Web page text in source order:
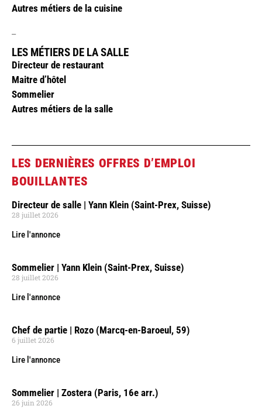
Autres métiers de la cuisine
LES MÉTIERS DE LA SALLE
Directeur de restaurant
Maitre d’hôtel
Sommelier
Autres métiers de la salle
LES DERNIÈRES OFFRES D’EMPLOI
BOUILLANTES
Directeur de salle | Yann Klein (Saint-Prex, Suisse)
28 juillet 2026
Lire l'annonce
Sommelier | Yann Klein (Saint-Prex, Suisse)
28 juillet 2026
Lire l'annonce
Chef de partie | Rozo (Marcq-en-Baroeul, 59)
6 juillet 2026
Lire l'annonce
Sommelier | Zostera (Paris, 16e arr.)
26 juin 2026